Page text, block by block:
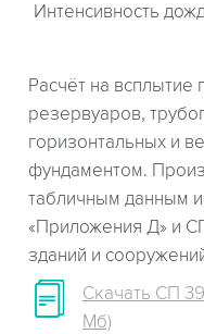
Интенсивность
Расчёт на
резервуаров,
горизонтальных и
фундаментом.
табличным данным
«Приложения Д» и
зданий и
Скачать СП
Мб)